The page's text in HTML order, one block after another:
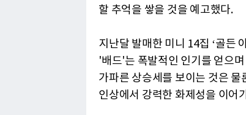
할 추억을 쌓을 것을 예고했다.
지난달 발매한 미니 14집 ‘골든
'배드'는 폭발적인 인기를 얻으
가파른 상승세를 보이는 것은
인상에서 강력한 화제성을 이어